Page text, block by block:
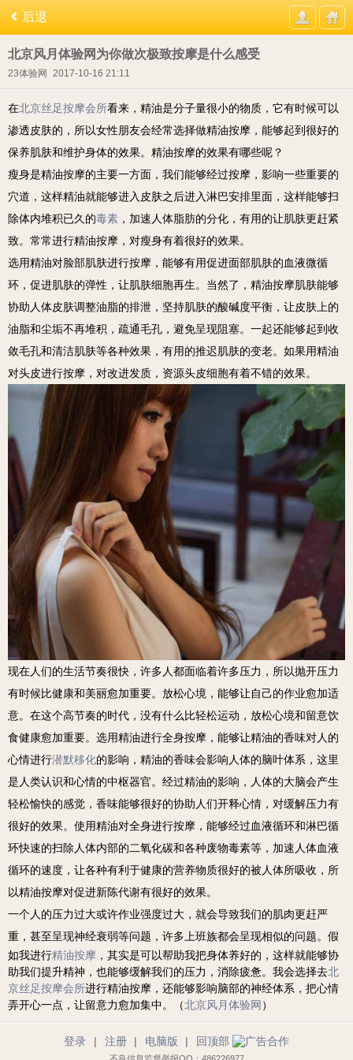
后退
北京风月体验网为你做次极致按摩是什么感受
23体验网 2017-10-16 21:11
在北京丝足按摩会所看来，精油是分子量很小的物质，它有时候可以
渗透皮肤的，所以女性朋友会经常选择做精油按摩，能够起到很好的
保养肌肤和维护身体的效果。精油按摩的效果有哪些呢？
瘦身是精油按摩的主要一方面，我们能够经过按摩，影响一些重要的
穴道，这样精油就能够进入皮肤之后进入淋巴安排里面，这样能够扫
除体内堆积已久的毒素 ，加速人体脂肪的分化，有用的让肌肤更赶紧
致。常常进行精油按摩，对瘦身有着很好的效果。
选用精油对脸部肌肤进行按摩，能够有用促进面部肌肤的血液微循
环，促进肌肤的弹性，让肌肤细胞再生。当然了，精油按摩肌肤能够
协助人体皮肤调整油脂的排泄，坚持肌肤的酸碱度平衡，让皮肤上的
油脂和尘垢不再堆积，疏通毛孔，避免呈现阻塞。一起还能够起到收
敛毛孔和清洁肌肤等各种效果，有用的推迟肌肤的变老。如果用精油
对头皮进行按摩，对改进发质，资源头皮细胞有着不错的效果。
现在人们的生活节奏很快，许多人都面临着许多压力，所以抛开压力
有时候比健康和美丽愈加重要。放松心境，能够让自己的作业愈加适
意。在这个高节奏的时代，没有什么比轻松运动，放松心境和留意饮
食健康愈加重要。 选用精油进行全身按摩，能够让精油的香味对人的
心情进行潜默移化的影响，精油的香味会影响人体的脑叶体系，这里
是人类认识和心情的中枢器官。经过精油的影响，人体的大脑会产生
轻松愉快的感觉，香味能够很好的协助人们开释心情，对缓解压力有
很好的效果。 使用精油对全身进行按摩，能够经过血液循环和淋巴循
环快速的扫除人体内部的二氧化碳和各种废物毒素等，加速人体血液
循环的速度，让各种有利于健康的营养物质很好的被人体所吸收，所
以精油按摩对促进新陈代谢有很好的效果。
一个人的压力过大或许作业强度过大，就会导致我们的肌肉更赶严
重，甚至呈现神经衰弱等问题，许多上班族都会呈现相似的问题。 假
如我进行精油按摩 ，其实是可以帮助我把身体养好的，这样就能够协
助我们提升精神，也能够缓解我们的压力，消除疲惫。我会选择去北
京丝足按摩会所进行精油按摩，还能够影响脑部的神经体系，把心情
弄开心一点，让留意力愈加集中。（北京风月体验网 ）
登录 | 注册 | 电脑版 | 回顶部